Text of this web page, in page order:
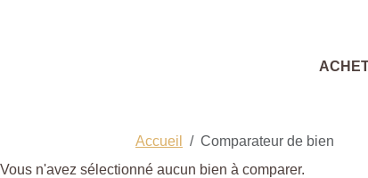
Accueil
Comparateur de bien
Vous n'avez sélectionné aucun bien à comparer.